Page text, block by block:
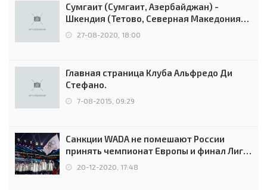
Сумгаит (Сумгаит, Азербайджан) -
Шкендия (Тетово, Северная Македония) -
0:2 (0:0)
27-08-2020, 18:00
Главная страница Клуба Альфредо Ди
Стефано.
7-08-2015, 09:29
Санкции WADA не помешают России
принять чемпионат Европы и финал Лиги
чемпионов.
20-12-2020, 17:48